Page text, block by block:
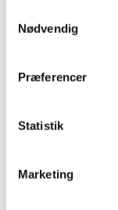
Nødvendig
Præferencer
Statistik
Marketing
Du